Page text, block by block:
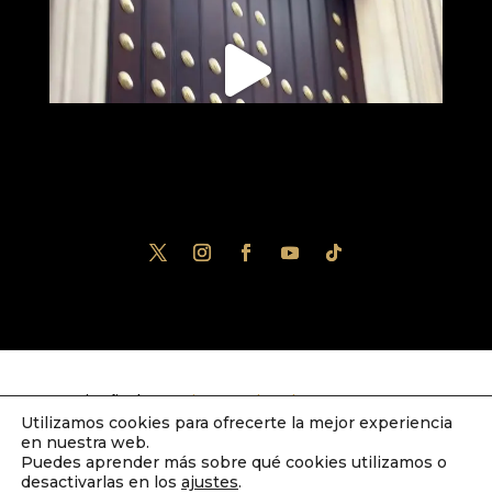
Diseñado poriNova Cloud. Una empresa
deGrupo Inova
2023© Todos los derechos
reservados.Política de Privacidad|Aviso
Utilizamos cookies para ofrecerte la mejor experiencia
en nuestra web.
Puedes aprender más sobre qué cookies utilizamos o
desactivarlas en los ajustes.